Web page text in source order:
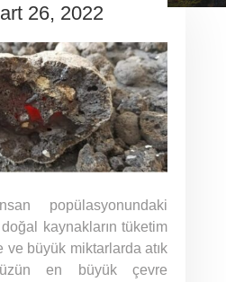
26, 2022
popülasyonundaki
kaynakların tüketim
ve büyük miktarlarda atık
en büyük çevre